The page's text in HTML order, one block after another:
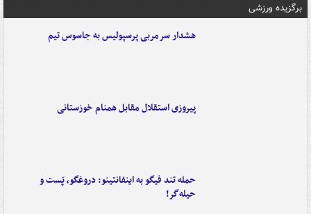
برگزیده ورزشی
هشدار سرمربی پرسپولیس به جاسوس تیم
پیروزی استقلال مقابل همنام خوزستانی
حمله تند فیگو به اینفانتینو: دروغگو، پَست‌ و
حیله‌گر!